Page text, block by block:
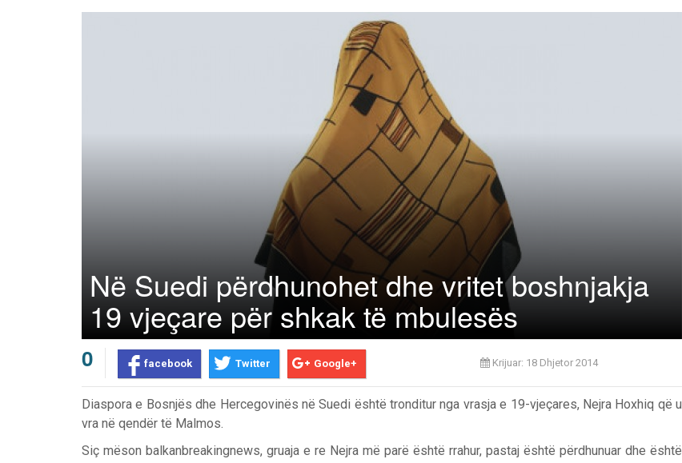
Në Suedi përdhunohet dhe vritet boshnjakja
19 vjeçare për shkak të mbulesës
0 facebook Twitter Google+ Krijuar: 18 Dhjetor 2014
Diaspora e Bosnjës dhe Hercegovinës në Suedi është tronditur nga vrasja e 19-vjeçares, Nejra Hoxhiq që u
vra në qendër të Malmos.
Siç mëson balkanbreakingnews, gruaja e re Nejra më parë është rrahur, pastaj është përdhunuar dhe është